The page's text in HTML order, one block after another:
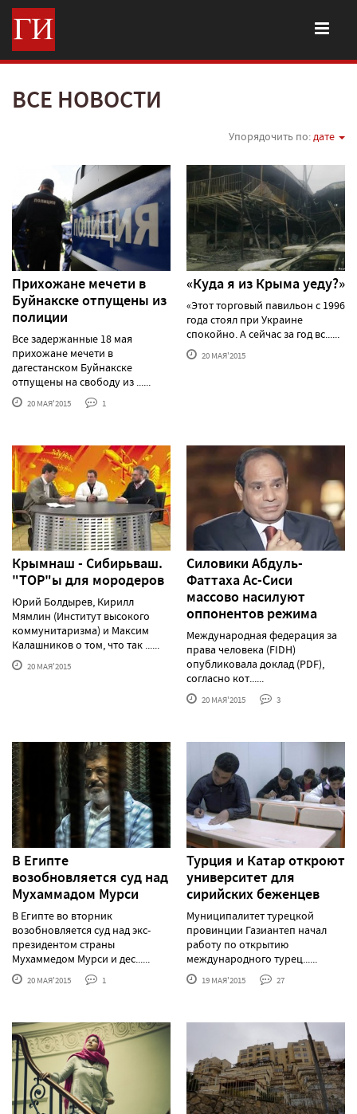
ВСЕ НОВОСТИ
Упорядочить по:дате
Прихожане мечети в
Буйнакске отпущены из
полиции
Все задержанные 18 мая
прихожане мечети в
дагестанском Буйнакске
отпущены на свободу из ......
20 МАЯ'2015 1
«Куда я из Крыма уеду?»
«Этот торговый павильон с 1996
года стоял при Украине
спокойно. А сейчас за год вс......
20 МАЯ'2015
Крымнаш - Сибирьваш.
"ТОР"ы для мородеров
Юрий Болдырев, Кирилл
Мямлин (Институт высокого
коммунитаризма) и Максим
Калашников о том, что так ......
20 МАЯ'2015
Силовики Абдуль-
Фаттаха Ас-Сиси
массово насилуют
оппонентов режима
Международная федерация за
права человека (FIDH)
опубликовала доклад (PDF),
согласно кот......
20 МАЯ'2015 3
В Египте
возобновляется суд над
Мухаммадом Мурси
В Египте во вторник
возобновляется суд над экс-
президентом страны
Мухаммедом Мурси и дес......
20 МАЯ'2015 1
Турция и Катар откроют
университет для
сирийских беженцев
Муниципалитет турецкой
провинции Газиантеп начал
работу по открытию
международного турец......
19 МАЯ'2015 27